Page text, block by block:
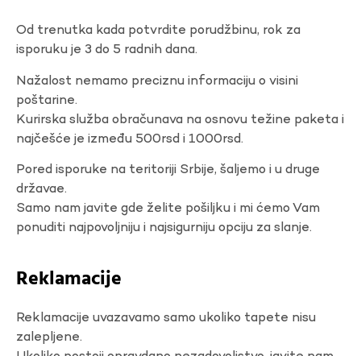
Od trenutka kada potvrdite porudžbinu, rok za
isporuku je 3 do 5 radnih dana.
Nažalost nemamo preciznu informaciju o visini
poštarine.
Kurirska služba obračunava na osnovu težine paketa i
najčešće je između 500rsd i 1000rsd.
Pored isporuke na teritoriji Srbije, šaljemo i u druge
državae.
Samo nam javite gde želite pošiljku i mi ćemo Vam
ponuditi najpovoljniju i najsigurniju opciju za slanje.
Reklamacije
Reklamacije uvazavamo samo ukoliko tapete nisu
zalepljene.